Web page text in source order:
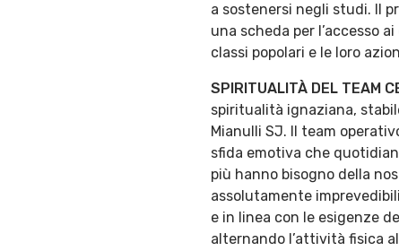
a sostenersi negli studi. Il
una scheda per l’accesso
classi popolari e le loro
SPIRITUALITÀ DEL TEAM
spiritualità ignaziana,
Mianulli SJ. Il team
sfida emotiva che
più hanno bisogno della
assolutamente
e in linea con le esigenze
alternando l’attività fisica